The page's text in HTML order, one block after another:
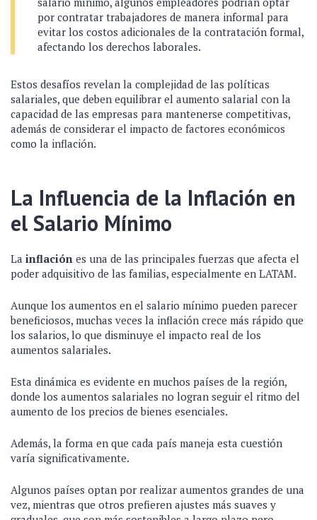
por contratar trabajadores de manera informal para
evitar los costos adicionales de la contratación formal,
afectando los derechos laborales.
Estos desafíos revelan la complejidad de las políticas
salariales, que deben equilibrar el aumento salarial con la
capacidad de las empresas para mantenerse competitivas,
además de considerar el impacto de factores económicos
como la inflación.
La Influencia de la Inflación en
el Salario Mínimo
La inflación es una de las principales fuerzas que afecta el
poder adquisitivo de las familias, especialmente en LATAM.
Aunque los aumentos en el salario mínimo pueden parecer
beneficiosos, muchas veces la inflación crece más rápido que
los salarios, lo que disminuye el impacto real de los
aumentos salariales.
Esta dinámica es evidente en muchos países de la región,
donde los aumentos salariales no logran seguir el ritmo del
aumento de los precios de bienes esenciales.
Además, la forma en que cada país maneja esta cuestión
varía significativamente.
Algunos países optan por realizar aumentos grandes de una
vez, mientras que otros prefieren ajustes más suaves y